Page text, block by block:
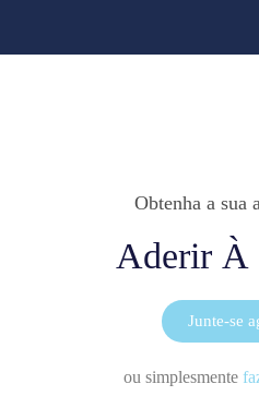
Obtenha a sua
Aderir À
Junte-se
ou simplesmente